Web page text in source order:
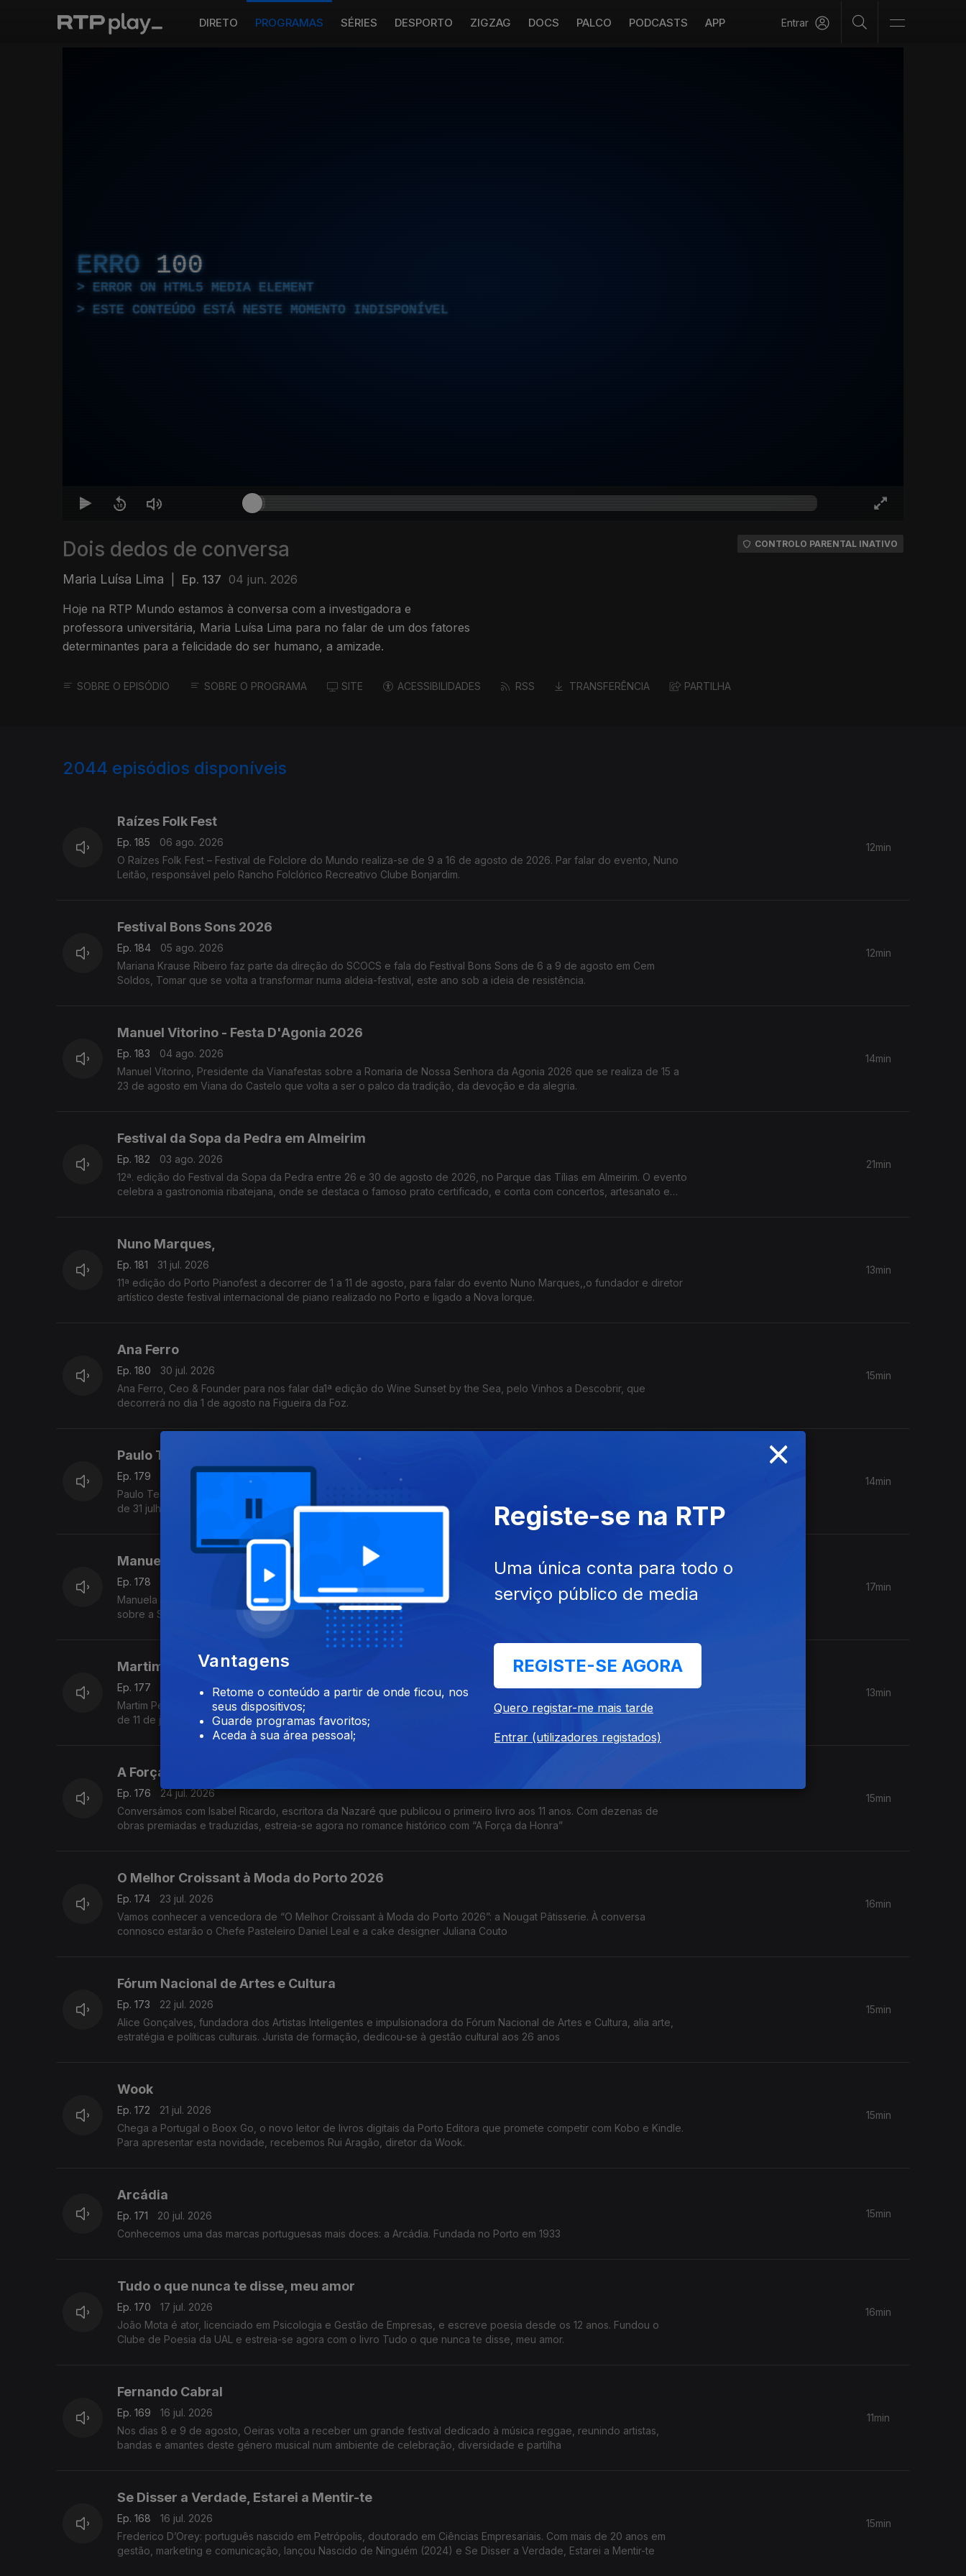
DIRETO PROGRAMAS SÉRIES DESPORTO ZIGZAG DOCS PALCO PODCASTS APP Entrar
ERRO 100
ERROR ON HTML5 MEDIA ELEMENT
ESTE CONTEÚDO ESTÁ NESTE MOMENTO INDISPONÍVEL
Dois dedos de conversa
Maria Luísa Lima Ep. 137 04 jun. 2026
Hoje na RTP Mundo estamos à conversa com a investigadora e
professora universitária, Maria Luísa Lima para no falar de um dos fatores
determinantes para a felicidade do ser humano, a amizade.
CONTROLO PARENTAL INATIVO
SOBRE O EPISÓDIO SOBRE O PROGRAMA SITE ACESSIBILIDADES RSS TRANSFERÊNCIA PARTILHA
2044 episódios disponíveis
Raízes Folk Fest
Ep. 185
06 ago. 2026
O Raízes Folk Fest – Festival de Folclore do Mundo realiza-se de 9 a 16 de agosto de 2026. Par falar do evento, Nuno
Leitão, responsável pelo Rancho Folclórico Recreativo Clube Bonjardim.
12min
Festival Bons Sons 2026
Ep. 184
05 ago. 2026
Mariana Krause Ribeiro faz parte da direção do SCOCS e fala do Festival Bons Sons de 6 a 9 de agosto em Cem
Soldos, Tomar que se volta a transformar numa aldeia-festival, este ano sob a ideia de resistência.
12min
Manuel Vitorino - Festa D'Agonia 2026
Ep. 183
04 ago. 2026
Manuel Vitorino, Presidente da Vianafestas sobre a Romaria de Nossa Senhora da Agonia 2026 que se realiza de 15 a
23 de agosto em Viana do Castelo que volta a ser o palco da tradição, da devoção e da alegria.
14min
Festival da Sopa da Pedra em Almeirim
Ep. 182
03 ago. 2026
12ª. edição do Festival da Sopa da Pedra entre 26 e 30 de agosto de 2026, no Parque das Tílias em Almeirim. O evento
celebra a gastronomia ribatejana, onde se destaca o famoso prato certificado, e conta com concertos, artesanato e
21min
Nuno Marques,
Ep. 181
31 jul. 2026
11ª edição do Porto Pianofest a decorrer de 1 a 11 de agosto, para falar do evento Nuno Marques,,o fundador e diretor
artístico deste festival internacional de piano realizado no Porto e ligado a Nova Iorque.
13min
Ana Ferro
Ep. 180
30 jul. 2026
Ana Ferro, Ceo & Founder para nos falar da1ª edição do Wine Sunset by the Sea, pelo Vinhos a Descobrir, que
decorrerá no dia 1 de agosto na Figueira da Foz.
15min
Paulo Teixeira
Ep. 179
29 jul. 2026
Paulo Teixeira, Presidente da Junta de Freguesia de Almancil fala da Festa de Verão e das Comunidades de Almancil
de 31 julho a 2 de agosto. O Jardim das Comunidades volta a ser o ponto de encontro do verão com grandes
concertos, gastronomia típica, artesanato e muita animação.
A entrada é gratuita e as portas abrem todos os dias às 18h00.
14min
Manuela Gouveia,
Ep. 178
Manuela Gouveia, fundadora da iniciativa e figura incontornável da pedagogia e da programação musical em Portugal,
sobre a Semana Internacional de Piano de Óbidos (SIPO) a 31.ª edição entre 26 de junho e 4 de agosto de 2026
promovida pela ACIM, reafirmando o seu papel enquanto referência nacional e internacional na formação e
17min
Martim Pestana
Ep. 177
27 jul. 2026
Martim Pestana do marketing da CVRTejo para falar dos Vinhos do Tejo nas praias de Portugal com provas e brindes
de 11 de julho a 15 de agosto.
13min
A Força da Honra
Ep. 176
24 jul. 2026
Conversámos com Isabel Ricardo, escritora da Nazaré que publicou o primeiro livro aos 11 anos. Com dezenas de
obras premiadas e traduzidas, estreia-se agora no romance histórico com “A Força da Honra”
15min
O Melhor Croissant à Moda do Porto 2026
Ep. 174
23 jul. 2026
Vamos conhecer a vencedora de “O Melhor Croissant à Moda do Porto 2026”: a Nougat Pâtisserie. À conversa
connosco estarão o Chefe Pasteleiro Daniel Leal e a cake designer Juliana Couto
16min
Fórum Nacional de Artes e Cultura
Ep. 173
22 jul. 2026
Alice Gonçalves, fundadora dos Artistas Inteligentes e impulsionadora do Fórum Nacional de Artes e Cultura, alia arte,
estratégia e políticas culturais. Jurista de formação, dedicou-se à gestão cultural aos 26 anos
15min
Wook
Ep. 172
21 jul. 2026
Chega a Portugal o Boox Go, o novo leitor de livros digitais da Porto Editora que promete competir com Kobo e Kindle.
Para apresentar esta novidade, recebemos Rui Aragão, diretor da Wook.
15min
Arcádia
Ep. 171
20 jul. 2026
Conhecemos uma das marcas portuguesas mais doces: a Arcádia. Fundada no Porto em 1933
15min
Tudo o que nunca te disse, meu amor
Ep. 170
17 jul. 2026
João Mota é ator, licenciado em Psicologia e Gestão de Empresas, e escreve poesia desde os 12 anos. Fundou o
Clube de Poesia da UAL e estreia-se agora com o livro Tudo o que nunca te disse, meu amor.
16min
Fernando Cabral
Ep. 169
16 jul. 2026
Nos dias 8 e 9 de agosto, Oeiras volta a receber um grande festival dedicado à música reggae, reunindo artistas,
bandas e amantes deste género musical num ambiente de celebração, diversidade e partilha
11min
Se Disser a Verdade, Estarei a Mentir-te
Ep. 168
16 jul. 2026
Frederico D’Orey: português nascido em Petrópolis, doutorado em Ciências Empresariais. Com mais de 20 anos em
gestão, marketing e comunicação, lançou Nascido de Ninguém (2024) e Se Disser a Verdade, Estarei a Mentir-te
15min
×
Vantagens
Retome o conteúdo a partir de onde ficou, nos
seus dispositivos;
Guarde programas favoritos;
Aceda à sua área pessoal;
Registe-se na RTP
Uma única conta para todo o
serviço público de media
REGISTE-SE AGORA
Quero registar-me mais tarde
Entrar (utilizadores registados)